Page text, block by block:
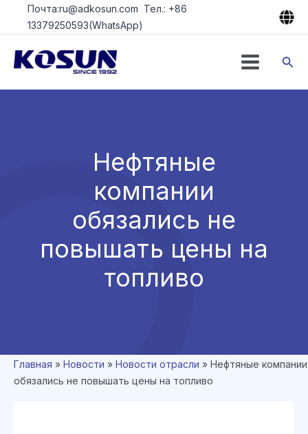
ПерейтиПочта:ru@adkosun.com Тел.: +86
13379250593(WhatsApp)
Нефтяные
компании
обязались не
повышать цены на
топливо
Главная » Новости » Новости отрасли » Нефтяные компании
обязались не повышать цены на топливо